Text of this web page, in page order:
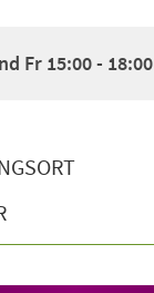
Fr 15:00 - 18:00